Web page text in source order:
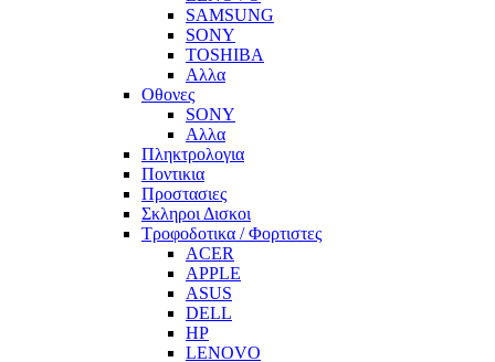
SAMSUNG
SONY
TOSHIBA
Αλλα
Οθονες
SONY
Αλλα
Πληκτρολογια
Ποντικια
Προστασιες
Σκληροι Δισκοι
Τροφοδοτικα / Φορτιστες
ACER
APPLE
ASUS
DELL
HP
LENOVO